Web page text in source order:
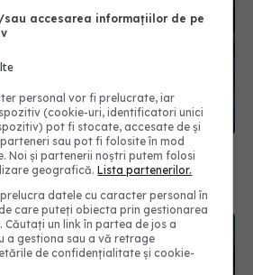
a cazurilor COVID-19 în
sau accesarea informațiilor de pe
personal vor fi prelucrate, iar
(cookie-uri, identificatori unici
pot fi stocate, accesate de și
sau pot fi folosite în mod
Noi și partenerii noștri putem folosi
geografică.Lista partenerilor.
datele cu caracter personal în
care puteți obiecta prin gestionarea
Căutați un link în partea de jos a
a gestiona sau a vă retrage
de confidențialitate și cookie-